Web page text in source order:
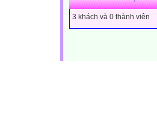
3 khách và 0 thành viên